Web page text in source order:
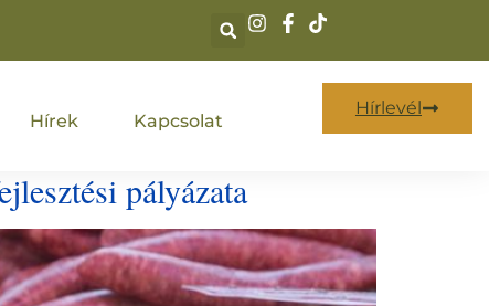
Hírek Kapcsolat
Hírlevél
pályázata